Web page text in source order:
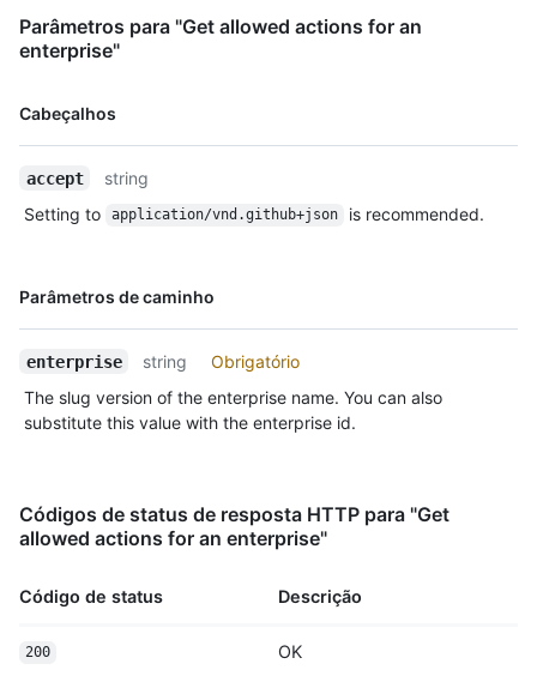
Parâmetros para "Get allowed actions for an
enterprise"
Cabeçalhos
Nome,
accept
string
Setting to
application/vnd.github+json is recommended.
Parâmetros de caminho
Nome,
enterprise string
Obrigatório
The slug version of the enterprise name. You can also
substitute this value with the enterprise id.
Códigos de status de resposta HTTP para "Get
allowed actions for an enterprise"
Código de status Descrição
200 OK